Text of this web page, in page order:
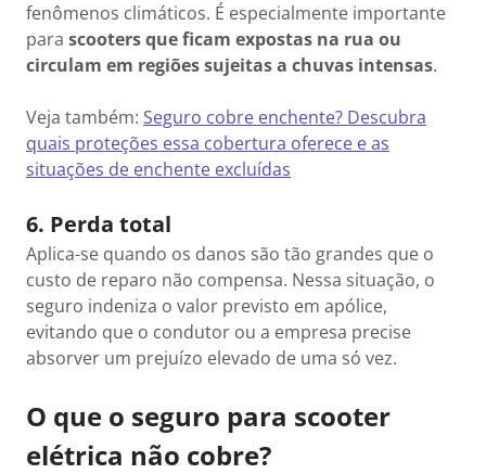
fenômenos climáticos. É especialmente importante
para scooters que ficam expostas na rua ou
circulam em regiões sujeitas a chuvas intensas.
Veja também: Seguro cobre enchente? Descubra
quais proteções essa cobertura oferece e as
situações de enchente excluídas
6. Perda total
Aplica-se quando os danos são tão grandes que o
custo de reparo não compensa. Nessa situação, o
seguro indeniza o valor previsto em apólice,
evitando que o condutor ou a empresa precise
absorver um prejuízo elevado de uma só vez.
O que o seguro para scooter
elétrica não cobre?